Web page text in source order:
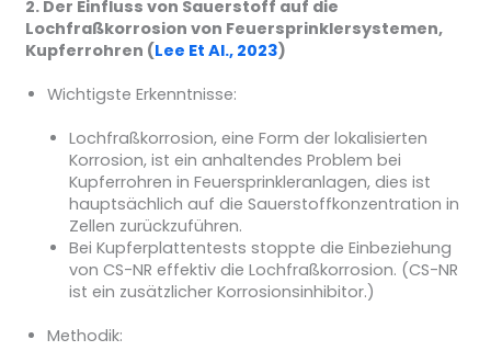
2. Der Einfluss von Sauerstoff auf die
Lochfraßkorrosion von Feuersprinklersystemen,
Kupferrohren (Lee Et Al., 2023)
Wichtigste Erkenntnisse:
Lochfraßkorrosion, eine Form der lokalisierten
Korrosion, ist ein anhaltendes Problem bei
Kupferrohren in Feuersprinkleranlagen, dies ist
hauptsächlich auf die Sauerstoffkonzentration in
Zellen zurückzuführen.
Bei Kupferplattentests stoppte die Einbeziehung
von CS-NR effektiv die Lochfraßkorrosion. (CS-NR
ist ein zusätzlicher Korrosionsinhibitor.)
Methodik: